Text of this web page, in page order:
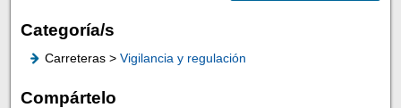
Categoría/s
Carreteras > Vigilancia y regulación
Compártelo